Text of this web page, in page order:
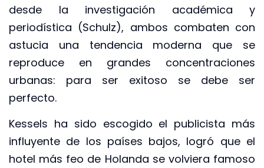
desde la investigación académica y
periodística (Schulz), ambos combaten con
astucia una tendencia moderna que se
reproduce en grandes concentraciones
urbanas: para ser exitoso se debe ser
perfecto.
Kessels ha sido escogido el publicista más
influyente de los países bajos, logró que el
hotel más feo de Holanda se volviera famoso